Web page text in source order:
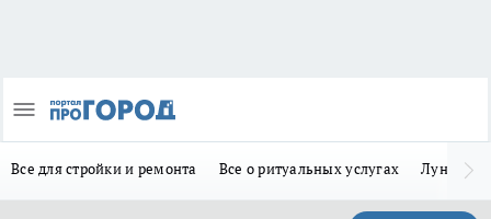
Все для стройки и ремонта Все о ритуальных услугах Лунно-